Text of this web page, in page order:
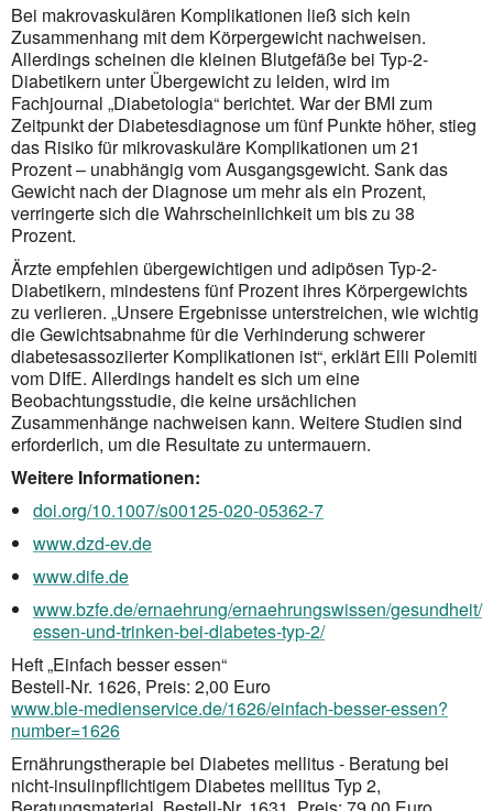
Bei makrovaskulären Komplikationen ließ sich kein
Zusammenhang mit dem Körpergewicht nachweisen.
Allerdings scheinen die kleinen Blutgefäße bei Typ-2-
Diabetikern unter Übergewicht zu leiden, wird im
Fachjournal „Diabetologia“ berichtet. War der BMI zum
Zeitpunkt der Diabetesdiagnose um fünf Punkte höher, stieg
das Risiko für mikrovaskuläre Komplikationen um 21
Prozent – unabhängig vom Ausgangs­gewicht. Sank das
Gewicht nach der Diagnose um mehr als ein Prozent,
verringerte sich die Wahrscheinlichkeit um bis zu 38
Prozent.
Ärzte empfehlen übergewichtigen und adipösen Typ-2-
Diabetikern, mindestens fünf Prozent ihres Körper­gewichts
zu verlieren. „Unsere Ergebnisse unterstreichen, wie wichtig
die Gewichtsabnahme für die Verhinderung schwerer
diabetesassoziierter Komplikationen ist“, erklärt Elli Polemiti
vom DIfE. Allerdings handelt es sich um eine
Beobachtungsstudie, die keine ursächlichen
Zusammenhänge nachweisen kann. Weitere Studien sind
erforderlich, um die Resultate zu untermauern.
Weitere Informationen:
doi.org/10.1007/s00125-020-05362-7
www.dzd-ev.de
www.dife.de
www.bzfe.de/ernaehrung/ernaehrungswissen/gesundheit/
essen-und-trinken-bei-diabetes-typ-2/
Heft „Einfach besser essen“
Bestell-Nr. 1626, Preis: 2,00 Euro
www.ble-medienservice.de/1626/einfach-besser-essen?
number=1626
Ernährungstherapie bei Diabetes mellitus - Beratung bei
nicht-insulinpflichtigem Diabetes mellitus Typ 2,